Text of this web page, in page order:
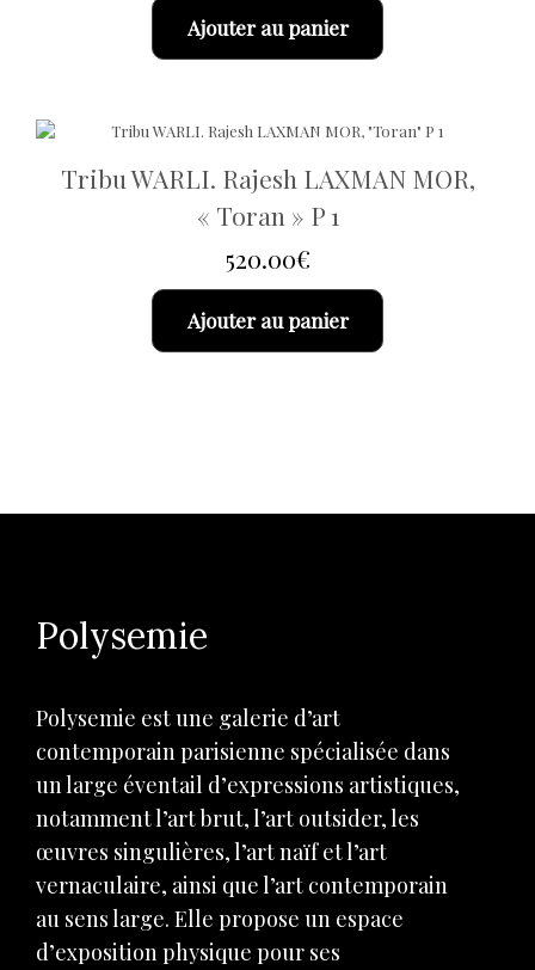
Ajouter au panier
Tribu WARLI. Rajesh LAXMAN MOR,
« Toran » P 1
520.00€
Ajouter au panier
Polysemie
Polysemie est une galerie d’art
contemporain parisienne spécialisée dans
un large éventail d’expressions artistiques,
notamment l’art brut, l’art outsider, les
œuvres singulières, l’art naïf et l’art
vernaculaire, ainsi que l’art contemporain
au sens large. Elle propose un espace
d’exposition physique pour ses